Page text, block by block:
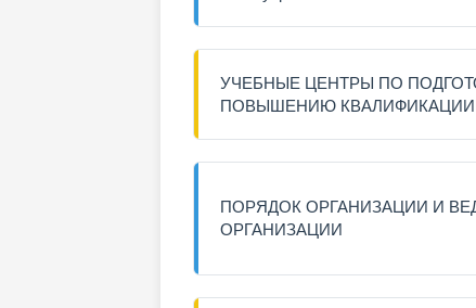
УЧЕБНЫЕ ЦЕНТРЫ ПО
ПОВЫШЕНИЮ КВАЛИФИКАЦИИ
ПОРЯДОК ОРГАНИЗАЦИИ И
ОРГАНИЗАЦИИ